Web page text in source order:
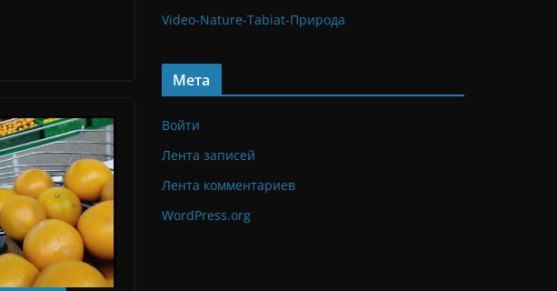
Video-Nature-Tabiat-Природа
Мета
Войти
Лента записей
Лента комментариев
WordPress.org